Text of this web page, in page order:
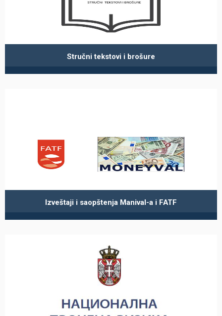
Stručni tekstovi i brošure
Izveštaji i saopštenja Manival-a i FATF